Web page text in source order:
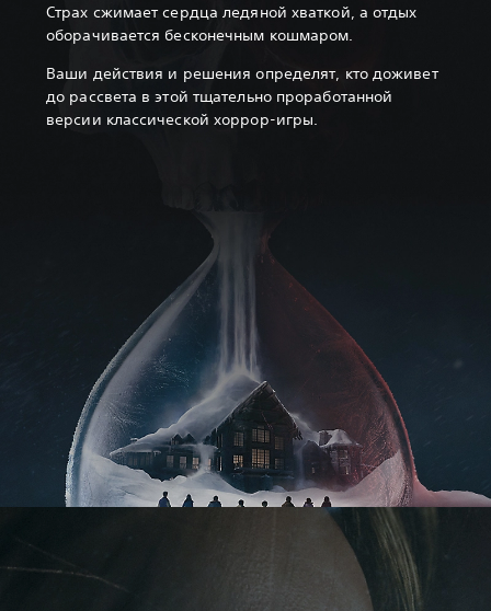
Страх сжимает сердца ледяной хваткой, а отдых
оборачивается бесконечным кошмаром.
Ваши действия и решения определят, кто доживет
до рассвета в этой тщательно проработанной
версии классической хоррор-игры.